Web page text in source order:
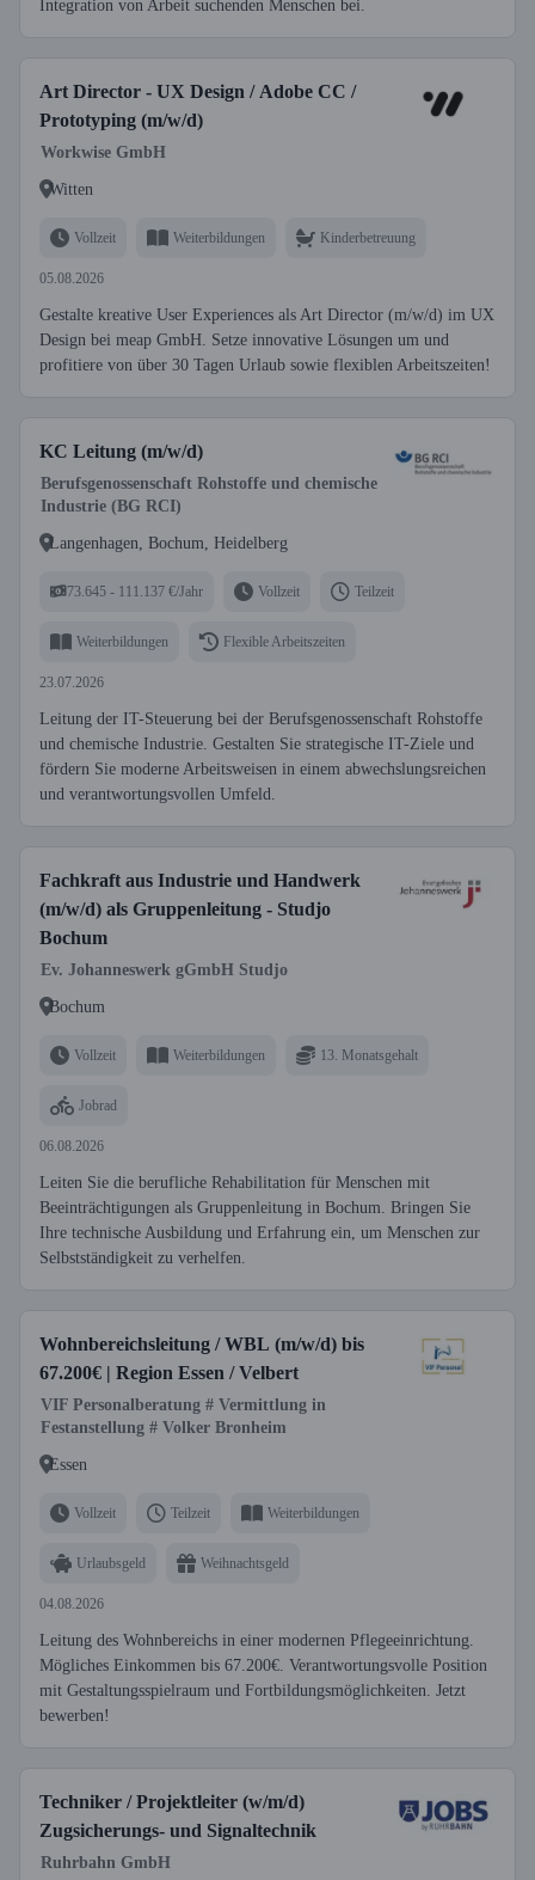
Integration von Arbeit suchenden Menschen bei.
Art Director - UX Design / Adobe CC /
Prototyping (m/w/d)
Workwise GmbH
Witten
Vollzeit Weiterbildungen Kinderbetreuung
05.08.2026
Gestalte kreative User Experiences als Art Director (m/w/d) im UX
Design bei meap GmbH. Setze innovative Lösungen um und
profitiere von über 30 Tagen Urlaub sowie flexiblen Arbeitszeiten!
KC Leitung (m/w/d)
Berufsgenossenschaft Rohstoffe und chemische
Industrie (BG RCI)
Langenhagen, Bochum, Heidelberg
73.645 - 111.137 €/Jahr Vollzeit Teilzeit
Weiterbildungen Flexible Arbeitszeiten
23.07.2026
Leitung der IT-Steuerung bei der Berufsgenossenschaft Rohstoffe
und chemische Industrie. Gestalten Sie strategische IT-Ziele und
fördern Sie moderne Arbeitsweisen in einem abwechslungsreichen
und verantwortungsvollen Umfeld.
Fachkraft aus Industrie und Handwerk
(m/w/d) als Gruppenleitung - Studjo
Bochum
Ev. Johanneswerk gGmbH Studjo
Bochum
Vollzeit Weiterbildungen 13. Monatsgehalt
Jobrad
06.08.2026
Leiten Sie die berufliche Rehabilitation für Menschen mit
Beeinträchtigungen als Gruppenleitung in Bochum. Bringen Sie
Ihre technische Ausbildung und Erfahrung ein, um Menschen zur
Selbstständigkeit zu verhelfen.
Wohnbereichsleitung / WBL (m/w/d) bis
67.200€ | Region Essen / Velbert
VIF Personalberatung # Vermittlung in
Festanstellung # Volker Bronheim
Essen
Vollzeit Teilzeit Weiterbildungen
Urlaubsgeld Weihnachtsgeld
04.08.2026
Leitung des Wohnbereichs in einer modernen Pflegeeinrichtung.
Mögliches Einkommen bis 67.200€. Verantwortungsvolle Position
mit Gestaltungsspielraum und Fortbildungsmöglichkeiten. Jetzt
bewerben!
Techniker / Projektleiter (w/m/d)
Zugsicherungs- und Signaltechnik
Ruhrbahn GmbH